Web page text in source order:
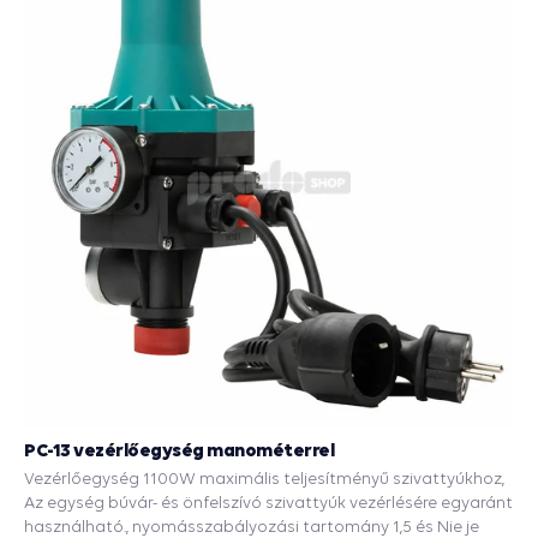
PC-13 vezérlőegység manométerrel
Vezérlőegység 1100W maximális teljesítményű szivattyúkhoz,
Az egység búvár- és önfelszívó szivattyúk vezérlésére egyaránt
használható., nyomásszabályozási tartomány 1,5 és Nie je